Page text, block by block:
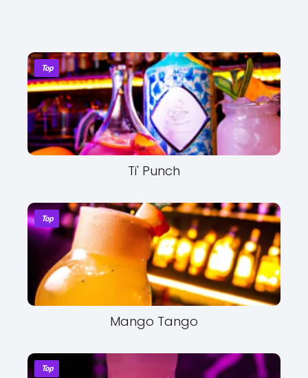
Top
Ti' Punch
Top
Mango Tango
Top